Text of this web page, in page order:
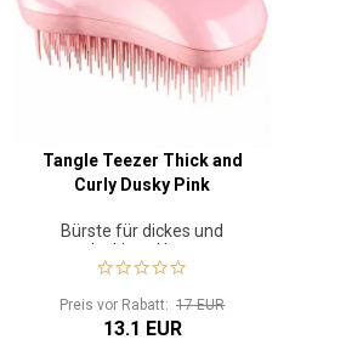
Tangle Teezer Thick and
Curly Dusky Pink
Bürste für dickes und
lockiges Haar
Preis vor Rabatt: 17 EUR
13.1 EUR